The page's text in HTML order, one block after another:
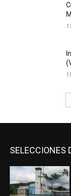
SELECCIONES